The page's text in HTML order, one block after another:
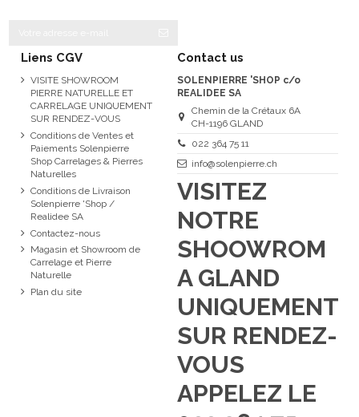
Liens CGV
VISITE SHOWROOM
PIERRE NATURELLE ET
CARRELAGE UNIQUEMENT
SUR RENDEZ-VOUS
Conditions de Ventes et
Paiements Solenpierre
Shop Carrelages & Pierres
Naturelles
Conditions de Livraison
Solenpierre 'Shop /
Realidee SA
Contactez-nous
Magasin et Showroom de
Carrelage et Pierre
Naturelle
Plan du site
Contact us
SOLENPIERRE 'SHOP c/o
REALIDEE SA
Chemin de la Crétaux 6A
CH-1196 GLAND
022 364 75 11
info@solenpierre.ch
VISITEZ
NOTRE
SHOOWROM
A GLAND
UNIQUEMENT
SUR RENDEZ-
VOUS
APPELEZ LE